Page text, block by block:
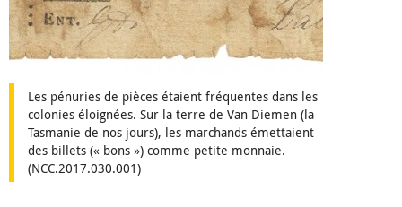
Les pénuries de pièces étaient fréquentes dans les
colonies éloignées. Sur la terre de Van Diemen (la
Tasmanie de nos jours), les marchands émettaient
des billets (« bons ») comme petite monnaie.
(NCC.2017.030.001)